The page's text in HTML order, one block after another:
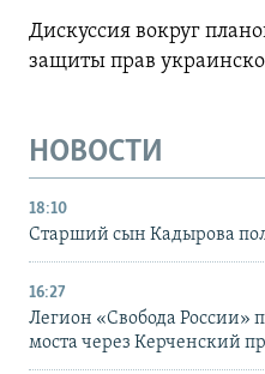
Дискуссия вокруг
защиты прав
НОВОСТИ
18:10
Старший сын Кадырова
16:27
Легион «Свобода России»
моста через Керченский